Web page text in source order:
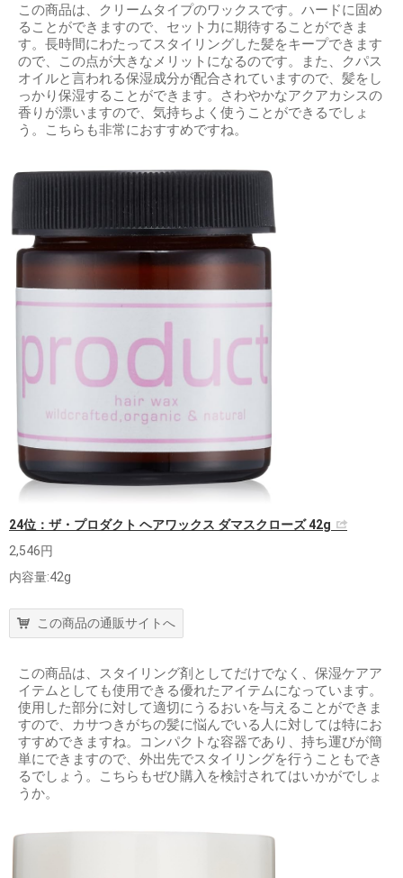
この商品は、クリームタイプのワックスです。ハードに固め
ることができますので、セット力に期待することができま
す。長時間にわたってスタイリングした髪をキープできます
ので、この点が大きなメリットになるのです。また、クパス
オイルと言われる保湿成分が配合されていますので、髪をし
っかり保湿することができます。さわやかなアクアカシスの
香りが漂いますので、気持ちよく使うことができるでしょ
う。こちらも非常におすすめですね。
24位：ザ・プロダクト ヘアワックス ダマスクローズ 42g
2,546円
内容量:42g
この商品の通販サイトへ
この商品は、スタイリング剤としてだけでなく、保湿ケアア
イテムとしても使用できる優れたアイテムになっています。
使用した部分に対して適切にうるおいを与えることができま
すので、カサつきがちの髪に悩んでいる人に対しては特にお
すすめできますね。コンパクトな容器であり、持ち運びが簡
単にできますので、外出先でスタイリングを行うこともでき
るでしょう。こちらもぜひ購入を検討されてはいかがでしょ
うか。